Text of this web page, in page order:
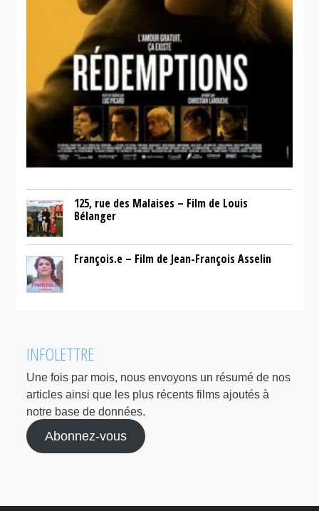
125, rue des Malaises – Film de Louis
Bélanger
François.e – Film de Jean-François Asselin
INFOLETTRE
Une fois par mois, nous envoyons un résumé de nos
articles ainsi que les plus récents films ajoutés à
notre base de données.
Abonnez-vous